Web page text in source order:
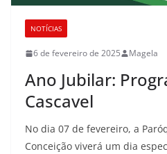
NOTÍCIAS
6 de fevereiro de 2025 Magela
Ano Jubilar:
Cascavel
No dia 07 de fevereiro, a
Conceição viverá um dia